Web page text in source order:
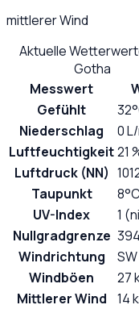
mittlerer Wind
Aktuelle
Gotha
Messwert
Gefühlt
Niederschlag
0
Luftfeuchtigkeit21
Luftdruck (NN)
Taupunkt
8°C
UV-Index
1
Nullgradgrenze
Windrichtung
SW
Windböen
27
Mittlerer Wind
14